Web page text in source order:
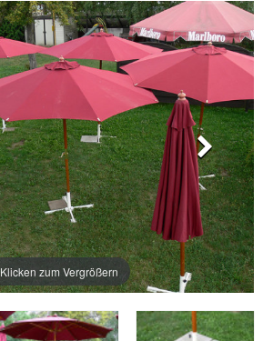
Klicken zum Vergrößern